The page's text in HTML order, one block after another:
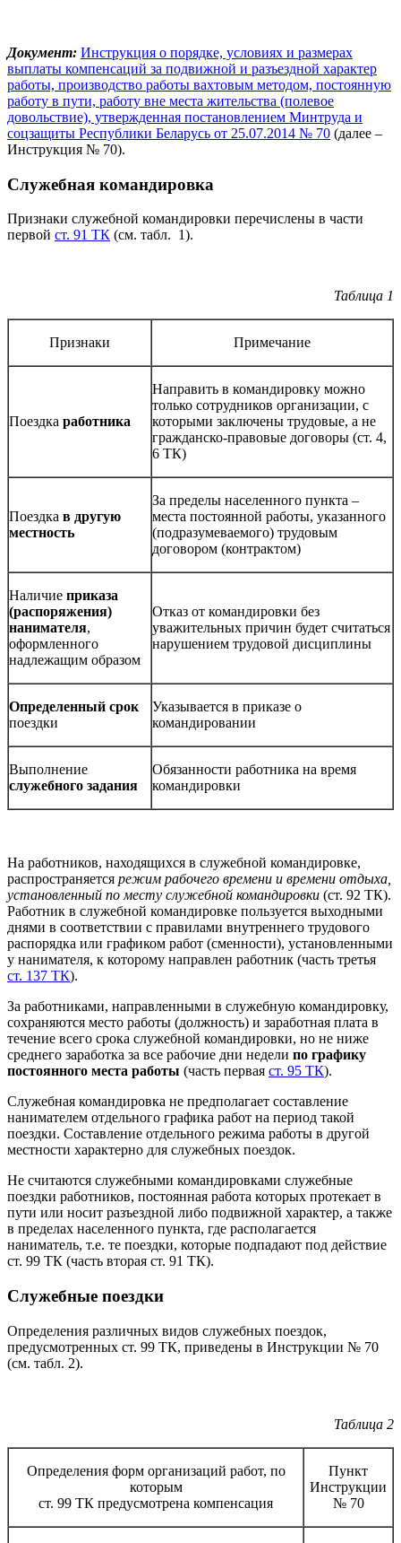
Документ: Инструкция о порядке, условиях и размерах
выплаты компенсаций за подвижной и разъездной характер
работы, производство работы вахтовым методом, постоянную
работу в пути, работу вне места жительства (полевое
довольствие), утвержденная постановлением Минтруда и
соцзащиты Республики Беларусь от 25.07.2014 № 70 (далее –
Инструкция № 70).
Служебная командировка
Признаки служебной командировки перечислены в части
первой ст. 91 ТК (см. табл. 1).
Таблица 1
Признаки Примечание
Поездка работника
Направить в командировку можно
только сотрудников организации, с
которыми заключены трудовые, а не
гражданско-правовые договоры (ст. 4,
6 ТК)
Поездка в другую
местность
За пределы населенного пункта –
места постоянной работы, указанного
(подразумеваемого) трудовым
договором (контрактом)
Наличие приказа
(распоряжения)
нанимателя,
оформленного
надлежащим образом
Отказ от командировки без
уважительных причин будет считаться
нарушением трудовой дисциплины
Определенный срок
поездки
Указывается в приказе о
командировании
Выполнение
служебного задания
Обязанности работника на время
командировки
На работников, находящихся в служебной командировке,
распространяется режим рабочего времени и времени отдыха,
установленный по месту служебной командировки (ст. 92 ТК).
Работник в служебной командировке пользуется выходными
днями в соответствии с правилами внутреннего трудового
распорядка или графиком работ (сменности), установленными
у нанимателя, к которому направлен работник (часть третья
ст. 137 ТК).
За работниками, направленными в служебную командировку,
сохраняются место работы (должность) и заработная плата в
течение всего срока служебной командировки, но не ниже
среднего заработка за все рабочие дни недели по графику
постоянного места работы (часть первая ст. 95 ТК).
Служебная командировка не предполагает составление
нанимателем отдельного графика работ на период такой
поездки. Составление отдельного режима работы в другой
местности характерно для служебных поездок.
Не считаются служебными командировками служебные
поездки работников, постоянная работа которых протекает в
пути или носит разъездной либо подвижной характер, а также
в пределах населенного пункта, где располагается
наниматель, т.е. те поездки, которые подпадают под действие
ст. 99 ТК (часть вторая ст. 91 ТК).
Служебные поездки
Определения различных видов служебных поездок,
предусмотренных ст. 99 ТК, приведены в Инструкции № 70
(см. табл. 2).
Таблица 2
Определения форм организаций работ, по
которым
ст. 99 ТК предусмотрена компенсация
Пункт
Инструкции
№ 70